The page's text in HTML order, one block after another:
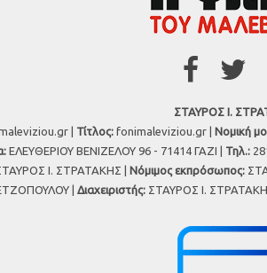
ΣΤΑΥΡΟΣ Ι.
| Τίτλος: fonimaleviziou.gr | Νομική
ΕΛΕΥΘΕΡΙΟΥ ΒΕΝΙΖΕΛΟΥ 96 - 71414 ΓΑΖΙ | Τηλ.:
Ι. ΣΤΡΑΤΑΚΗΣ | Νόμιμος εκπρόσωπος:
| Διαχειριστής: ΣΤΑΥΡΟΣ Ι.